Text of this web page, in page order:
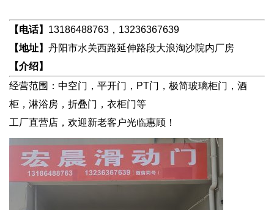
【电话】 13186488763，13236367639
【地址】 丹阳市水关西路延伸路段大浪淘沙院内厂房
【介绍】
经营范围：中空门，平开门，PT门，极简玻璃柜门，酒
柜，淋浴房，折叠门，衣柜门等
工厂直营店，欢迎新老客户光临惠顾！